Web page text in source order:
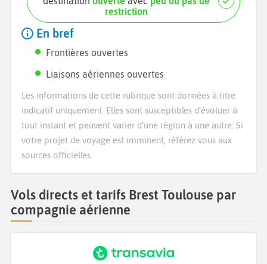
restriction
En bref
Frontières ouvertes
Liaisons aériennes ouvertes
Les informations de cette rubrique sont données à titre
indicatif uniquement. Elles sont susceptibles d’évoluer à
tout instant et peuvent varier d’une région à une autre. Si
votre projet de voyage est imminent, référez vous aux
sources officielles.
Vols directs et tarifs Brest Toulouse par
compagnie aérienne